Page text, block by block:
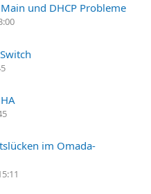
und DHCP Probleme
im Omada-